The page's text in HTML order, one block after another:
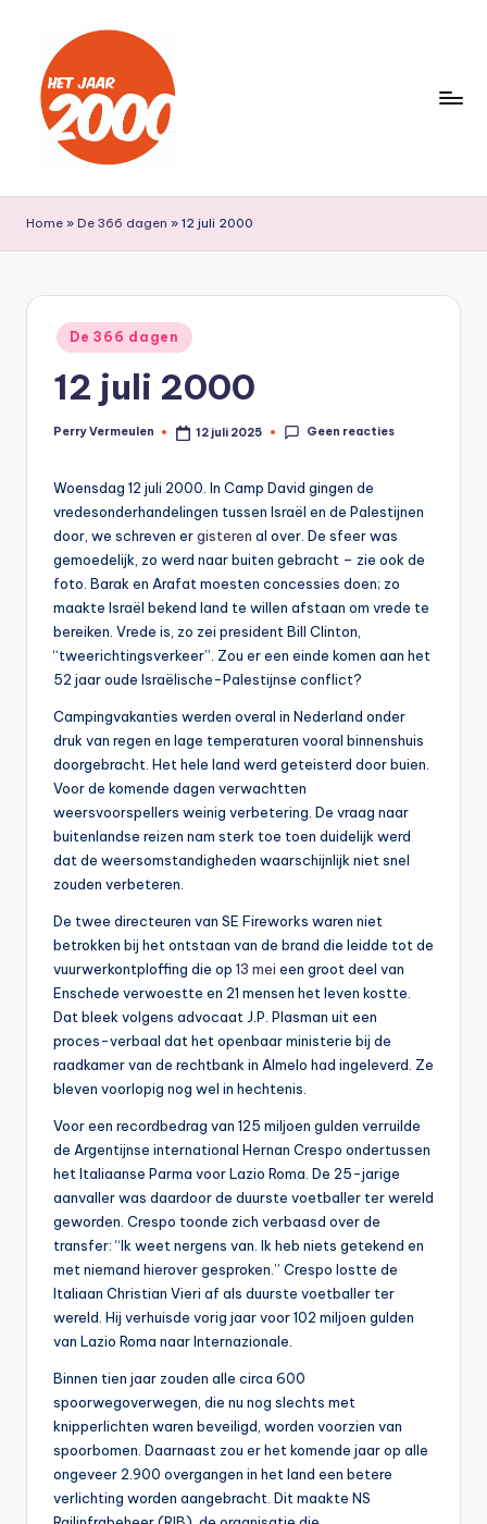
inhoud
e
t
J
0
0
lang
jaar
2000
Home » De 366 dagen » 12 juli 2000
Geplaatst
in
De 366 dagen
12 juli 2000
Geplaatst
Perry Vermeulen 12 juli 2025 Geen reacties
Woensdag 12 juli 2000. In Camp David gingen de
vredesonderhandelingen tussen Israël en de Palestijnen
door, we schreven ergisteren al over. De sfeer was
gemoedelijk, zo werd naar buiten gebracht – zie ook de
foto. Barak en Arafat moesten concessies doen; zo
maakte Israël bekend land te willen afstaan om vrede te
bereiken. Vrede is, zo zei president Bill Clinton,
“tweerichtingsverkeer”. Zou er een einde komen aan het
52 jaar oude Israëlische-Palestijnse conflict?
Campingvakanties werden overal in Nederland onder
druk van regen en lage temperaturen vooral binnenshuis
doorgebracht. Het hele land werd geteisterd door buien.
Voor de komende dagen verwachtten
weersvoorspellers weinig verbetering. De vraag naar
buitenlandse reizen nam sterk toe toen duidelijk werd
dat de weersomstandigheden waarschijnlijk niet snel
zouden verbeteren.
De twee directeuren van SE Fireworks waren niet
betrokken bij het ontstaan van de brand die leidde tot de
vuurwerkontploffing die op 13 mei een groot deel van
Enschede verwoestte en 21 mensen het leven kostte.
Dat bleek volgens advocaat J.P. Plasman uit een
proces-verbaal dat het openbaar ministerie bij de
raadkamer van de rechtbank in Almelo had ingeleverd. Ze
bleven voorlopig nog wel in hechtenis.
Voor een recordbedrag van 125 miljoen gulden verruilde
de Argentijnse international Hernan Crespo ondertussen
het Italiaanse Parma voor Lazio Roma. De 25-jarige
aanvaller was daardoor de duurste voetballer ter wereld
geworden. Crespo toonde zich verbaasd over de
transfer: “Ik weet nergens van. Ik heb niets getekend en
met niemand hierover gesproken.” Crespo lostte de
Italiaan Christian Vieri af als duurste voetballer ter
wereld. Hij verhuisde vorig jaar voor 102 miljoen gulden
van Lazio Roma naar Internazionale.
Binnen tien jaar zouden alle circa 600
spoorwegoverwegen, die nu nog slechts met
knipperlichten waren beveiligd, worden voorzien van
spoorbomen. Daarnaast zou er het komende jaar op alle
ongeveer 2.900 overgangen in het land een betere
verlichting worden aangebracht. Dit maakte NS